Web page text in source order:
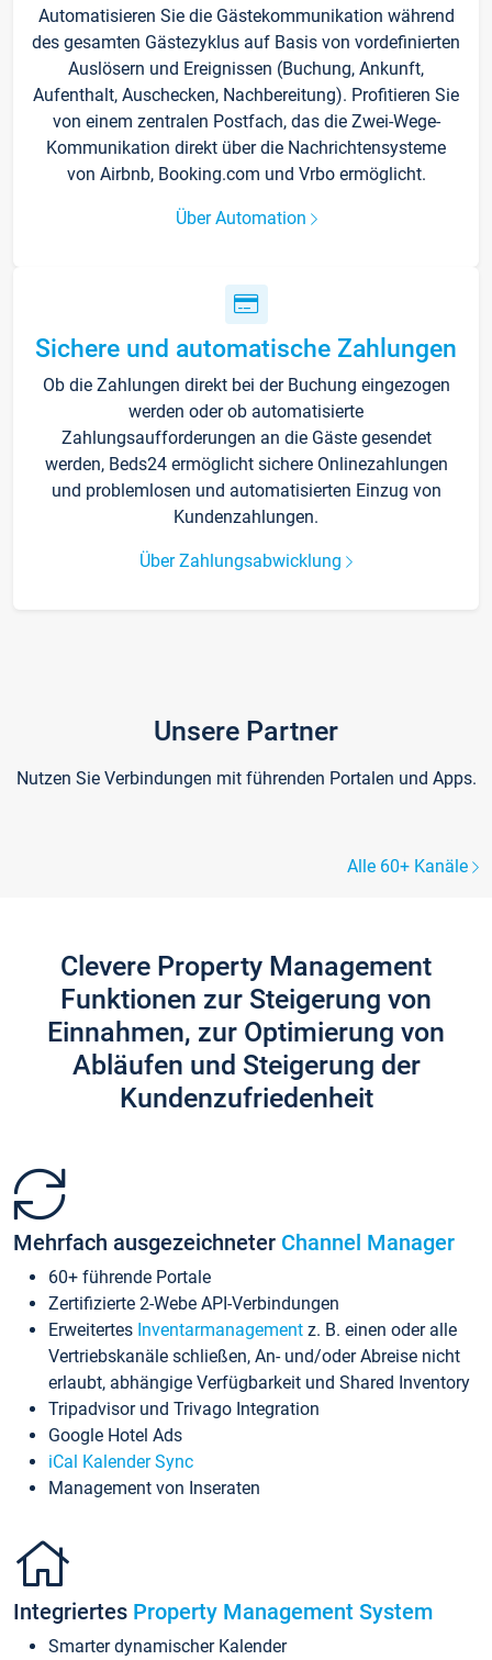
Automatisieren Sie die Gästekommunikation während
des gesamten Gästezyklus auf Basis von vordefinierten
Auslösern und Ereignissen (Buchung, Ankunft,
Aufenthalt, Auschecken, Nachbereitung). Profitieren Sie
von einem zentralen Postfach, das die Zwei-Wege-
Kommunikation direkt über die Nachrichtensysteme
von Airbnb, Booking.com und Vrbo ermöglicht.
Über Automation
Sichere und automatische Zahlungen
Ob die Zahlungen direkt bei der Buchung eingezogen
werden oder ob automatisierte
Zahlungsaufforderungen an die Gäste gesendet
werden, Beds24 ermöglicht sichere Onlinezahlungen
und problemlosen und automatisierten Einzug von
Kundenzahlungen.
Über Zahlungsabwicklung
Unsere Partner
Nutzen Sie Verbindungen mit führenden Portalen und Apps.
Alle 60+ Kanäle
Clevere Property Management
Funktionen zur Steigerung von
Einnahmen, zur Optimierung von
Abläufen und Steigerung der
Kundenzufriedenheit
Mehrfach ausgezeichneter Channel Manager
60+ führende Portale
Zertifizierte 2-Webe API-Verbindungen
Erweitertes Inventarmanagement z. B. einen oder alle
Vertriebskanäle schließen, An- und/oder Abreise nicht
erlaubt, abhängige Verfügbarkeit und Shared Inventory
Tripadvisor und Trivago Integration
Google Hotel Ads
iCal Kalender Sync
Management von Inseraten
Integriertes Property Management System
Smarter dynamischer Kalender